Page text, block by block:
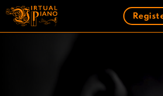
Skip
content